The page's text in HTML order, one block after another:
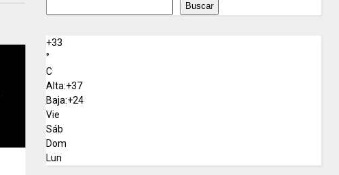
Buscar
+33
°
C
Alta:+37
Baja:+24
Vie
Sáb
Dom
Lun